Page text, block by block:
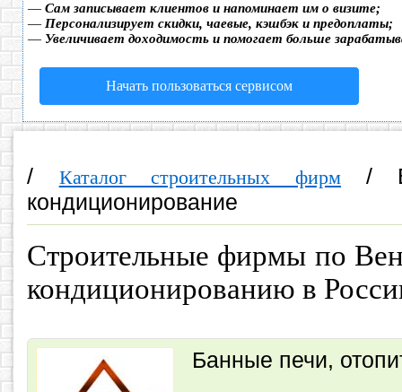
— Сам записывает клиентов и напоминает им о визите;
— Персонализирует скидки, чаевые, кэшбэк и предоплаты;
— Увеличивает доходимость и помогает больше
Начать пользоваться сервисом
/ Каталог строительных фирм
/
кондиционирование
Строительные фирмы по
кондиционированию в
Банные печи,